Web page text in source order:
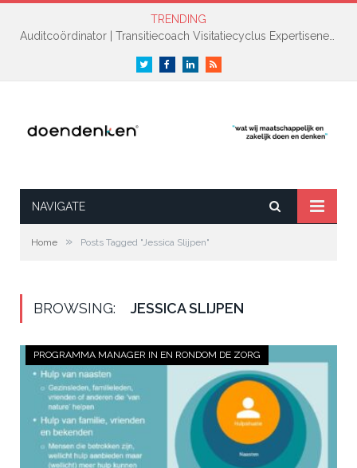
TRENDING
Auditcoördinator | Transitiecoach Visitatiecyclus Expertisenetwerk NAH +
Twitter FacebookLinkedInRSS
NAVIGATE
Home » Posts Tagged "Jessica Slijpen"
BROWSING: JESSICA SLIJPEN
PROGRAMMA MANAGER IN EN RONDOM DE ZORG